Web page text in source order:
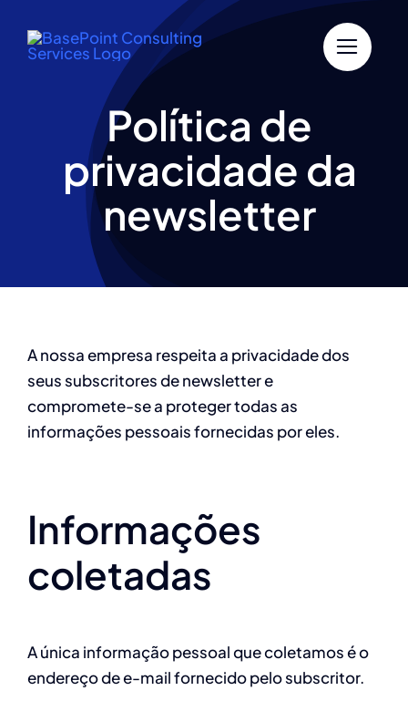
content
Política de
privacidade da
newsletter
A nossa empresa respeita a privacidade dos
seus subscritores de newsletter e
compromete-se a proteger todas as
informações pessoais fornecidas por eles.
Informações
coletadas
A única informação pessoal que coletamos é o
endereço de e-mail fornecido pelo subscritor.